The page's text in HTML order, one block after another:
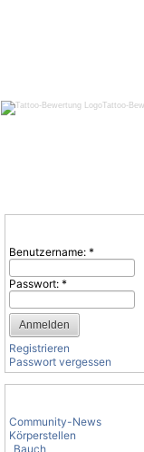
Tattoo-
Benutzername: *
Passwort: *
Registrieren
Passwort vergessen
Community-News
Körperstellen
Bauch